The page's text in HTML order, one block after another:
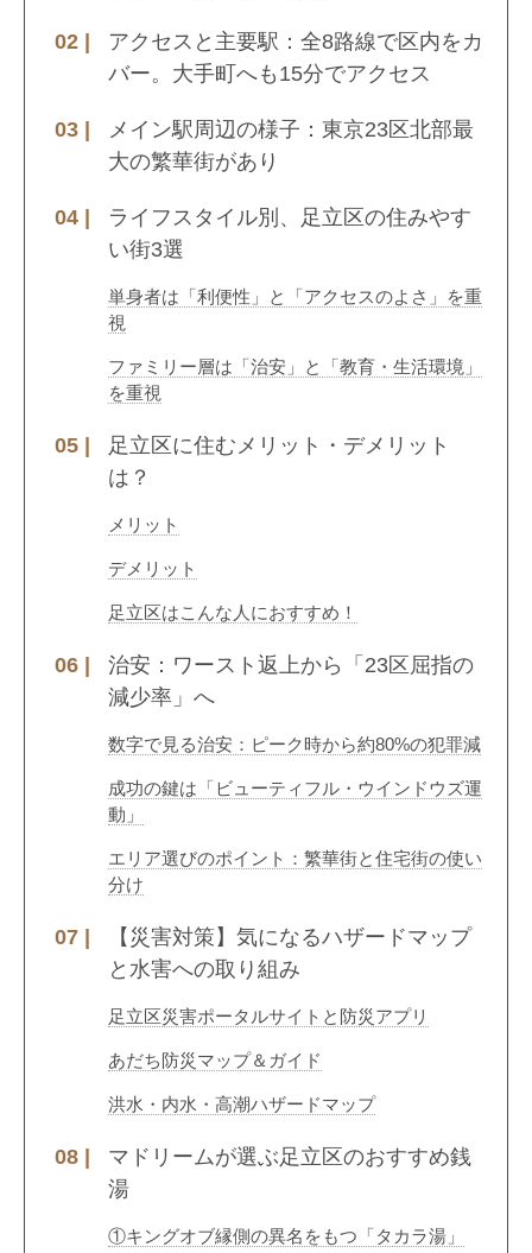
アクセスと主要駅：全8路線で区内をカ
バー。大手町へも15分でアクセス
メイン駅周辺の様子：東京23区北部最
大の繁華街があり
ライフスタイル別、足立区の住みやす
い街3選
単身者は「利便性」と「アクセスのよさ」を重
視
ファミリー層は「治安」と「教育・生活環境」
を重視
足立区に住むメリット・デメリット
は？
メリット
デメリット
足立区はこんな人におすすめ！
治安：ワースト返上から「23区屈指の
減少率」へ
数字で見る治安：ピーク時から約80%の犯罪減
成功の鍵は「ビューティフル・ウインドウズ運
動」
エリア選びのポイント：繁華街と住宅街の使い
分け
【災害対策】気になるハザードマップ
と水害への取り組み
足立区災害ポータルサイトと防災アプリ
あだち防災マップ＆ガイド
洪水・内水・高潮ハザードマップ
マドリームが選ぶ足立区のおすすめ銭
湯
①キングオブ縁側の異名をもつ「タカラ湯」